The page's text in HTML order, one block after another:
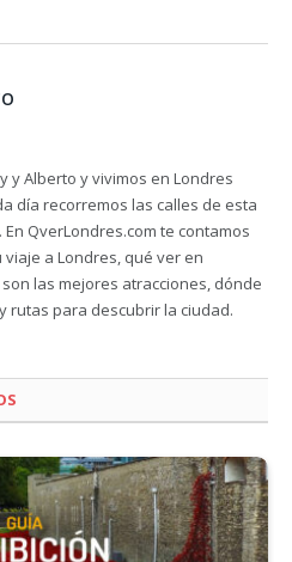
y Alberto y vivimos en Londres
día recorremos las calles de esta
QverLondres.com te contamos
viaje a Londres, qué ver en
las mejores atracciones, dónde
rutas para descubrir la ciudad.